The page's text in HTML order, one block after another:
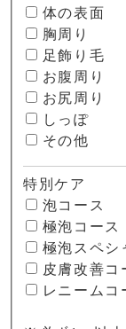
体の表面
胸周り
足飾り毛
お腹周り
お尻周り
しっぽ
その他
特別ケア
泡コース
極泡コース
極泡スペシ
皮膚改善コ
レニームコ